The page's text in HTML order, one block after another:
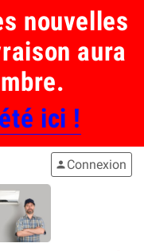
nouvelles
aura
ici !
person Connexion